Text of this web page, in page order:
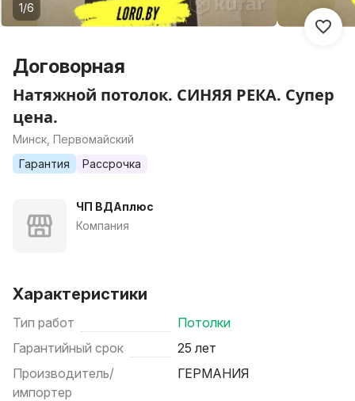
1/6
Договорная
Натяжной потолок. СИНЯЯ РЕКА. Супер
цена.
Минск, Первомайский
Гарантия
Рассрочка
ЧП ВДАплюс
Компания
Характеристики
Тип работ
Потолки
Гарантийный срок
25 лет
Производитель/
импортер
ГЕРМАНИЯ